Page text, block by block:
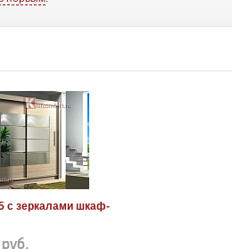
с зеркалами шкаф-
руб.